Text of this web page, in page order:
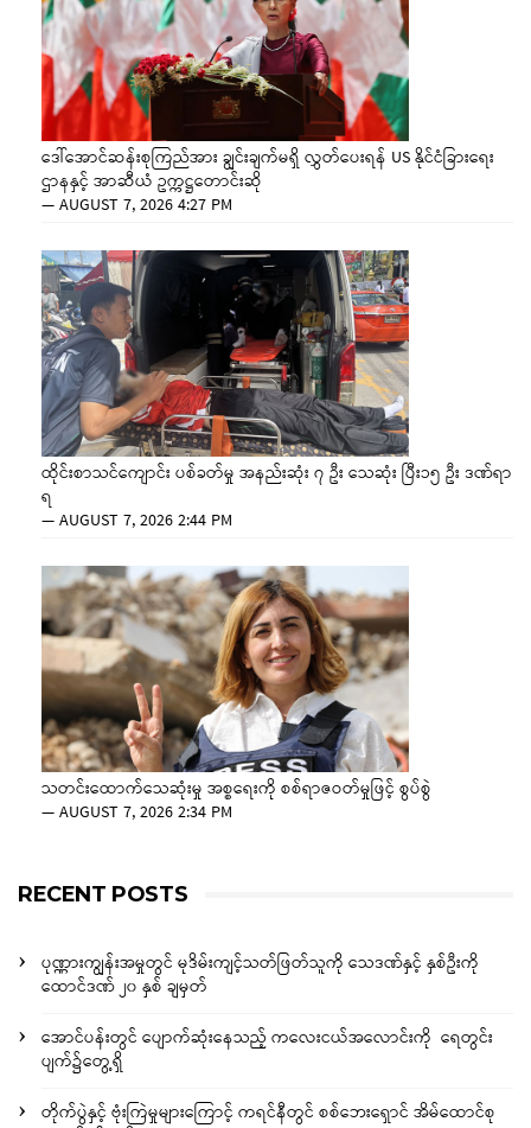
ဒေါ်အောင်ဆန်းစုကြည်အား ချွင်းချက်မရှိ လွှတ်ပေးရန် US နိုင်ငံခြားရေး
ဌာနနှင့် အာဆီယံ ဥက္ကဋ္ဌတောင်းဆို
—AUGUST 7, 2026 4:27 PM
ထိုင်းစာသင်ကျောင်း ပစ်ခတ်မှု အနည်းဆုံး ၇ ဦး သေဆုံး ပြီး၁၅ ဦး ဒဏ်ရာ
ရ
—AUGUST 7, 2026 2:44 PM
သတင်းထောက်သေဆုံးမှု အစ္စရေးကို စစ်ရာဇဝတ်မှုဖြင့် စွပ်စွဲ
—AUGUST 7, 2026 2:34 PM
RECENT POSTS
ပုဏ္ဏားကျွန်းအမှုတွင် မုဒိမ်းကျင့်သတ်ဖြတ်သူကို သေဒဏ်နှင့် နှစ်ဦးကို
ထောင်ဒဏ် ၂၀ နှစ် ချမှတ်
အောင်ပန်းတွင် ပျောက်ဆုံးနေသည့် ကလေးငယ်အလောင်းကို ရေတွင်း
ပျက်၌တွေ့ရှိ
တိုက်ပွဲနှင့် ဗုံးကြဲမှုများကြောင့် ကရင်နီတွင် စစ်ဘေးရှောင် အိမ်ထောင်စု